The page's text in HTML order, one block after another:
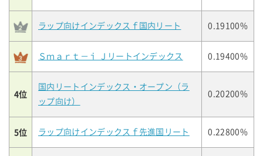
ラップ向けインデックスｆ国内リート 0.19100%
Ｓｍａｒｔ－ｉ Ｊリートインデックス 0.19400%
4位
国内リートインデックス・オープン（ラ
ップ向け）
0.20200%
5位 ラップ向けインデックスｆ先進国リート 0.22800%